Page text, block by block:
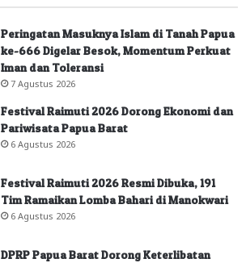
Peringatan Masuknya Islam di Tanah Papua
ke-666 Digelar Besok, Momentum Perkuat
Iman dan Toleransi
7 Agustus 2026
Festival Raimuti 2026 Dorong Ekonomi dan
Pariwisata Papua Barat
6 Agustus 2026
Festival Raimuti 2026 Resmi Dibuka, 191
Tim Ramaikan Lomba Bahari di Manokwari
6 Agustus 2026
DPRP Papua Barat Dorong Keterlibatan